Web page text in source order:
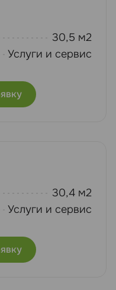
30,5 м2
Услуги и сервис
30,4 м2
Услуги и сервис